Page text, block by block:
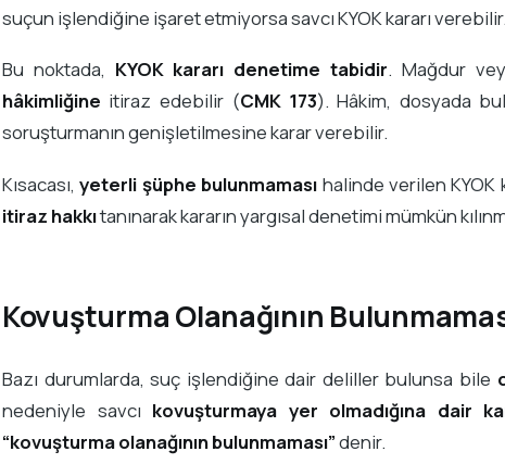
suçun işlendiğine işaret etmiyorsa savcı KYOK kararı verebilir.
Bu noktada, KYOK kararı denetime tabidir. Mağdur
hâkimliğine itiraz edebilir (CMK 173). Hâkim, dosyada
soruşturmanın genişletilmesine karar verebilir.
Kısacası,yeterli şüphe bulunmaması halinde verilen KYOK
itiraz hakkıtanınarak kararın yargısal denetimi mümkün
Kovuşturma Olanağının
Bazı durumlarda, suç işlendiğine dair deliller bulunsa bile
nedeniyle savcı kovuşturmaya yer olmadığına dair
“kovuşturma olanağının bulunmaması”denir.